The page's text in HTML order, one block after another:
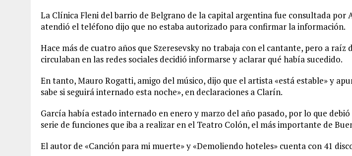
La Clínica Fleni del barrio de Belgrano de la capital argentina fue consultada por
atendió el teléfono dijo que no estaba autorizado para confirmar la información.
Hace más de cuatro años que Szeresevsky no trabaja con el cantante, pero a raíz
circulaban en las redes sociales decidió informarse y aclarar qué había sucedido.
En tanto, Mauro Rogatti, amigo del músico, dijo que el artista «está estable» y
sabe si seguirá internado esta noche», en declaraciones a Clarín.
García había estado internado en enero y marzo del año pasado, por lo que
serie de funciones que iba a realizar en el Teatro Colón, el más importante de
El autor de «Canción para mi muerte» y «Demoliendo hoteles» cuenta con 41